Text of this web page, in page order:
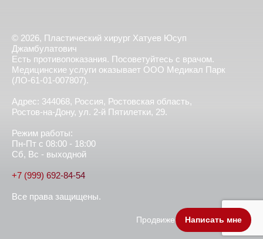
© 2026, Пластический хирург Хатуев Юсуп
Джамбулатович
Есть противопоказания. Посоветуйтесь с врачом.
Медицинские услуги оказывает ООО Медикал Парк
(ЛО-61-01-007807).
Адрес: 344068, Россия, Ростовская область,
Ростов-на-Дону, ул. 2-й Пятилетки, 29.
Режим работы:
Пн-Пт с 08:00 - 18:00
Сб, Вс - выходной
+7 (999) 692-84-54
Все права защищены.
Продвижение сайта - BoostSEO
Написать мне